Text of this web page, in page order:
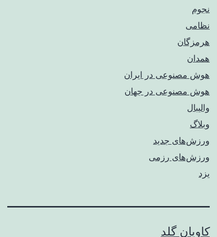
نجوم
نظامی
هرمزگان
همدان
هوش مصنوعی در ایران
هوش مصنوعی در جهان
والیبال
وبلاگ
ورزش‌های جدید
ورزش‌های رزمی
یزد
کاویان گلد